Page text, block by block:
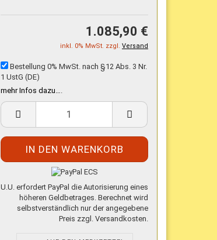
1.085,90 €
inkl. 0% MwSt. zzgl. Versand
Bestellung 0% MwSt. nach §12 Abs. 3 Nr.
1 UstG (DE)
mehr Infos dazu…
U.U. erfordert PayPal die Autorisierung eines
höheren Geldbetrages. Berechnet wird
selbstverständlich nur der angegebene
Preis zzgl. Versandkosten.